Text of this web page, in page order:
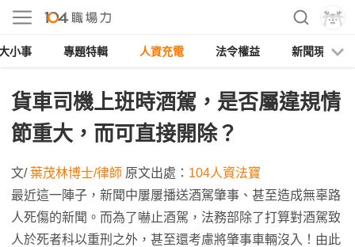
小事 專題特輯 人資充電 法令權益 新聞現場
貨車司機上班時酒駕，是否屬違規情
節重大，而可直接開除？
文/葉茂林博士/律師 原文出處： 104人資法寶
最近這一陣子，新聞中屢屢播送酒駕肇事、甚至造成無辜路
人死傷的新聞。而為了嚇止酒駕，法務部除了打算對酒駕致
人於死者科以重刑之外，甚至還考慮將肇事車輛沒入！由此